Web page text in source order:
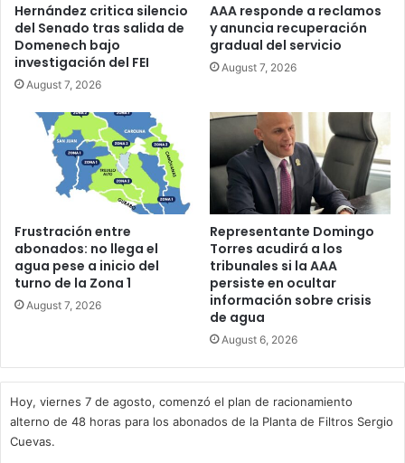
Hernández critica silencio
del Senado tras salida de
Domenech bajo
investigación del FEI
August 7, 2026
AAA responde a reclamos
y anuncia recuperación
gradual del servicio
August 7, 2026
Frustración entre
abonados: no llega el
agua pese a inicio del
turno de la Zona 1
August 7, 2026
Representante Domingo
Torres acudirá a los
tribunales si la AAA
persiste en ocultar
información sobre crisis
de agua
August 6, 2026
Hoy, viernes 7 de agosto, comenzó el plan de racionamiento
alterno de 48 horas para los abonados de la Planta de Filtros Sergio
Cuevas.